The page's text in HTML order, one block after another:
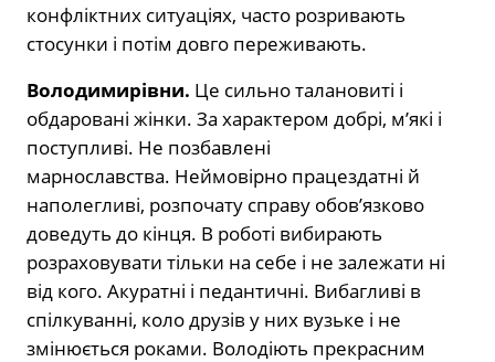
конфліктних ситуаціях, часто розривають
стосунки і потім довго переживають.
Володимирівни. Це сильно талановиті і
обдаровані жінки. За характером добрі, м’які і
поступливі. Не позбавлені
марнославства. Неймовірно працездатні й
наполегливі, розпочату справу обов’язково
доведуть до кінця. В роботі вибирають
розраховувати тільки на себе і не залежати ні
від кого. Акуратні і педантичні. Вибагливі в
спілкуванні, коло друзів у них вузьке і не
змінюється роками. Володіють прекрасним